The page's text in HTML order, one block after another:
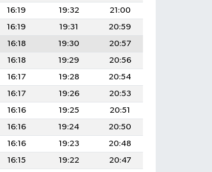
16:19 19:32
21:00
16:19 19:31
20:59
16:18 19:30
20:57
16:18 19:29
20:56
16:17 19:28
20:54
16:17 19:26
20:53
16:16 19:25
20:51
16:16 19:24
20:50
16:16 19:23
20:48
16:15 19:22
20:47